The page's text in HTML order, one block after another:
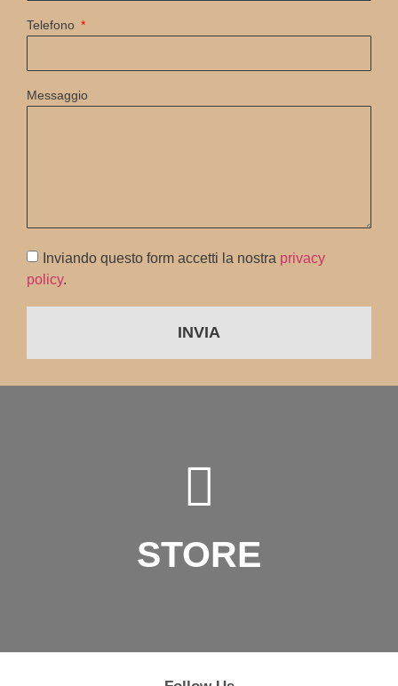
Telefono
Messaggio
Inviando questo form accetti la nostra privacy
policy.
INVIA
STORE